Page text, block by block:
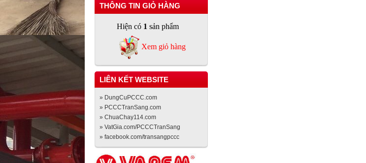
THÔNG TIN GIỎ HÀNG
Hiện có 1 sản phẩm
Xem giỏ hàng
LIÊN KẾT WEBSITE
» DungCuPCCC.com
» PCCCTranSang.com
» ChuaChay114.com
» VatGia.com/PCCCTranSang
» facebook.com/transangpccc